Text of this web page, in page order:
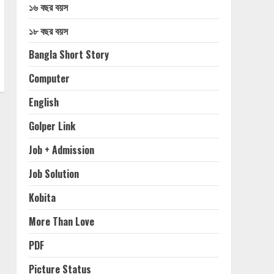
১৬ বছর বয়স
১৮ বছর বয়স
Bangla Short Story
Computer
English
Golper Link
Job + Admission
Job Solution
Kobita
More Than Love
PDF
Picture Status